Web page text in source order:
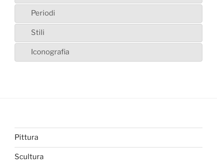
Periodi
Stili
Iconografia
Pittura
Scultura